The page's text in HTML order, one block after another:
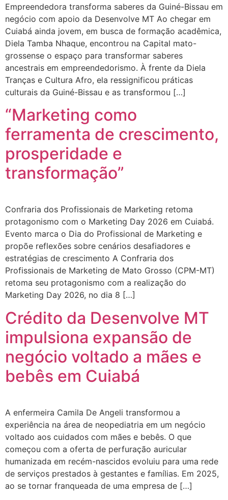
Empreendedora transforma saberes da Guiné-Bissau em
negócio com apoio da Desenvolve MT Ao chegar em
Cuiabá ainda jovem, em busca de formação acadêmica,
Diela Tamba Nhaque, encontrou na Capital mato-
grossense o espaço para transformar saberes
ancestrais em empreendedorismo. À frente da Diela
Tranças e Cultura Afro, ela ressignificou práticas
culturais da Guiné-Bissau e as transformou […]
“Marketing como
ferramenta de crescimento,
prosperidade e
transformação”
Confraria dos Profissionais de Marketing retoma
protagonismo com o Marketing Day 2026 em Cuiabá.
Evento marca o Dia do Profissional de Marketing e
propõe reflexões sobre cenários desafiadores e
estratégias de crescimento A Confraria dos
Profissionais de Marketing de Mato Grosso (CPM-MT)
retoma seu protagonismo com a realização do
Marketing Day 2026, no dia 8 […]
Crédito da Desenvolve MT
impulsiona expansão de
negócio voltado a mães e
bebês em Cuiabá
A enfermeira Camila De Angeli transformou a
experiência na área de neopediatria em um negócio
voltado aos cuidados com mães e bebês. O que
começou com a oferta de perfuração auricular
humanizada em recém-nascidos evoluiu para uma rede
de serviços prestados à gestantes e famílias. Em 2025,
ao se tornar franqueada de uma empresa de […]